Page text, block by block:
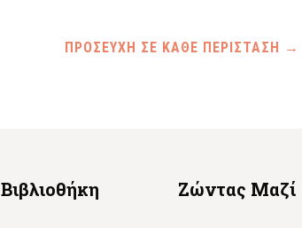
ΠΡΟΣΕΥΧΗ ΣΕ ΚΑΘΕ ΠΕΡΙΣΤΑΣΗ →
Βιβλιοθήκη Ζώντας Μαζί